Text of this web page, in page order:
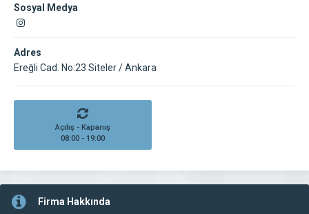
Sosyal Medya
Adres
Ereğli Cad. No:23 Siteler / Ankara
Açılış - Kapanış
08:00 - 19:00
Firma Hakkında